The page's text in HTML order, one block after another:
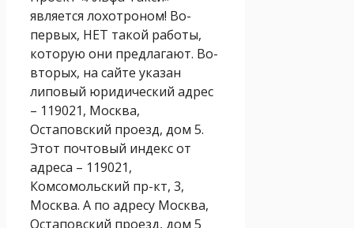
является лохотроном! Во-
первых, НЕТ такой работы,
которую они предлагают. Во-
вторых, на сайте указан
липовый юридический адрес
– 119021, Москва,
Остаповский проезд, дом 5.
Этот почтовый индекс от
адреса – 119021,
Комсомольский пр-кт, 3,
Москва. А по адресу Москва,
Остаповский проезд, дом 5